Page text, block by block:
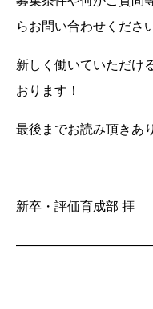
らお問い合わせくださ
新しく働いていただけ
おります！
最後までお読み頂きあ
新卒・評価育成部 拝